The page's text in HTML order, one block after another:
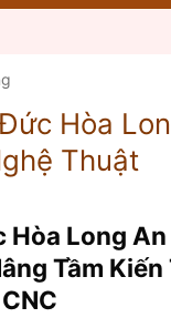
Hòa
Thuật
Long An
Tầm